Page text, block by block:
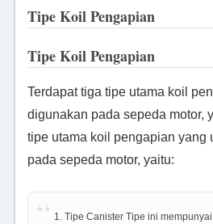
Tipe Koil Pengapian
Tipe Koil Pengapian
Terdapat tiga tipe utama koil
digunakan pada sepeda motor,
tipe utama koil pengapian yang
pada sepeda motor, yaitu:
Tipe Canister Tipe ini